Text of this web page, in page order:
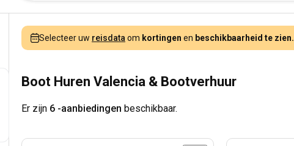
Selecteer uw reisdata om kortingen en beschikbaarheid te zien.
Boot Huren Valencia & Bootverhuur
Er zijn 6 -aanbiedingen beschikbaar.